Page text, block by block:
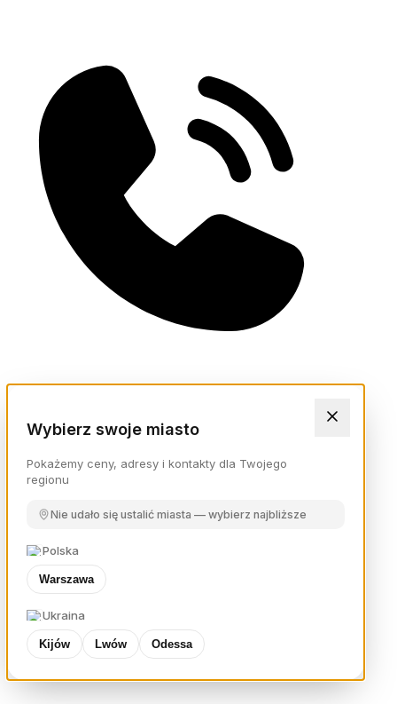
Wybierz swoje miasto
Pokażemy ceny, adresy i kontakty dla Twojego
regionu
Nie udało się ustalić miasta — wybierz najbliższe
Polska
Warszawa
Ukraina
Kijów Lwów Odessa